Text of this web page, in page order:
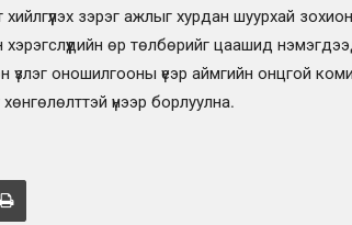
зэрэг ажлыг хурдан шуурхай зохион
өр төлбөрийг цаашид
оношилгооны үеэр аймгийн онцгой
үнээр борлуулна.